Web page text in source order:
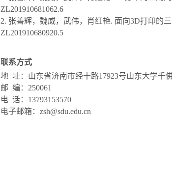
ZL201910681062.6
2. 张善辉，魏威，武伟，肖红艳. 面向3D打印的
ZL201910680920.5
联系方式
地 址：山东省济南市经十路17923号山东大学千
邮 编：250061
电 话：13793153570
电子邮箱：zsh@sdu.edu.cn